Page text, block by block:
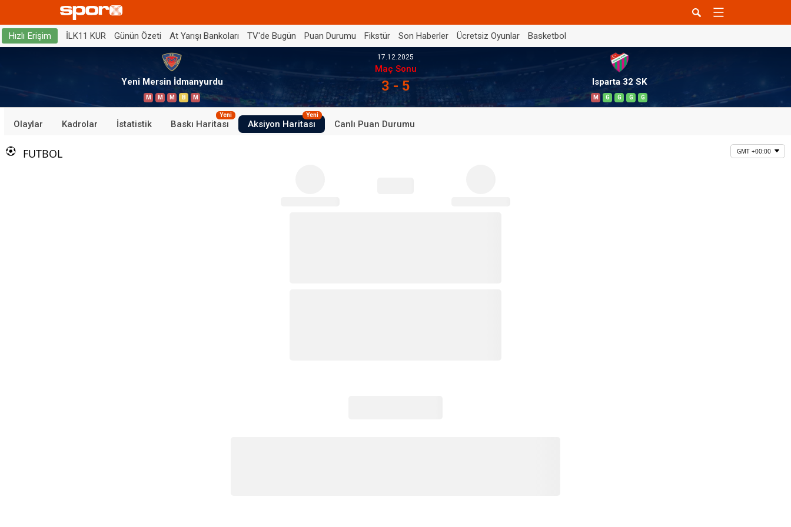
Hızlı Erişim İLK11 KUR Günün Özeti At Yarışı Bankoları TV'de Bugün Puan Durumu Fikstür Son Haberler Ücretsiz Oyunlar Basketbol
Yeni Mersin İdmanyurdu
M M M B M
17.12.2025
Maç Sonu
3 - 5 Isparta 32 SK
M G G G G
Olaylar Kadrolar İstatistik Baskı Haritası
Yeni
Aksiyon Haritası
Yeni
Canlı Puan Durumu
FUTBOL GMT +00:00